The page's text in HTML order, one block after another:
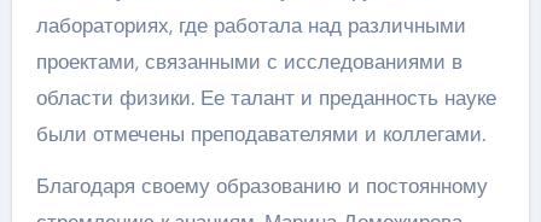
лабораториях, где работала над различными
проектами, связанными с исследованиями в
области физики. Ее талант и преданность науке
были отмечены преподавателями и коллегами.
Благодаря своему образованию и постоянному